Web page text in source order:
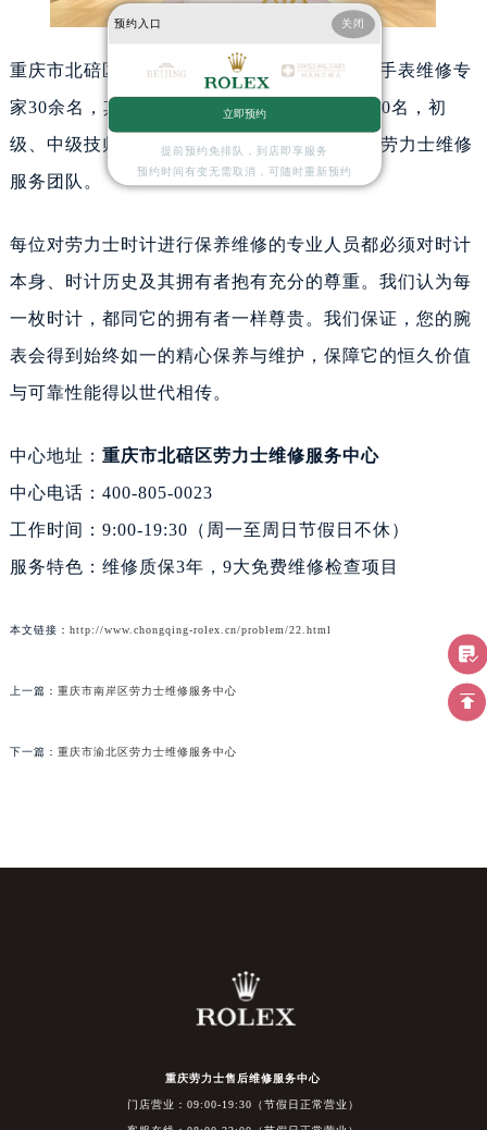
重庆市北碚区劳力士维修服务中心拥有劳力士手表维修专
家30余名，其中高级技术顾问3名、高级技师10名，初
级、中级技师10余名，现已形成了全国专业的劳力士维修
服务团队。
每位对劳力士时计进行保养维修的专业人员都必须对时计
本身、时计历史及其拥有者抱有充分的尊重。我们认为每
一枚时计，都同它的拥有者一样尊贵。我们保证，您的腕
表会得到始终如一的精心保养与维护，保障它的恒久价值
与可靠性能得以世代相传。
中心地址： 重庆市北碚区劳力士维修服务中心
中心电话：400-805-0023
工作时间：9:00-19:30（周一至周日节假日不休）
服务特色：维修质保3年，9大免费维修检查项目
本文链接： http://www.chongqing-rolex.cn/problem/22.html
上一篇： 重庆市南岸区劳力士维修服务中心
下一篇： 重庆市渝北区劳力士维修服务中心
重庆劳力士售后维修服务中心
门店营业：09:00-19:30（节假日正常营业）
预约入口 关闭
立即预约
提前预约免排队，到店即享服务
预约时间有变无需取消，可随时重新预约